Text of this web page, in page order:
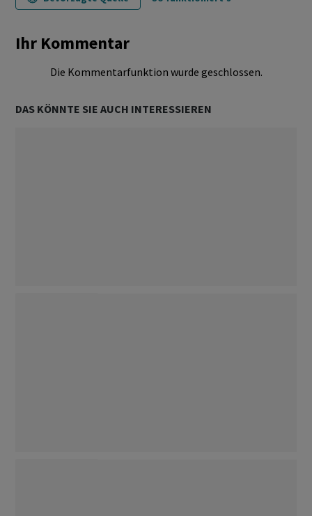
Ihr Kommentar
Die Kommentarfunktion wurde geschlossen.
DAS KÖNNTE SIE AUCH INTERESSIEREN